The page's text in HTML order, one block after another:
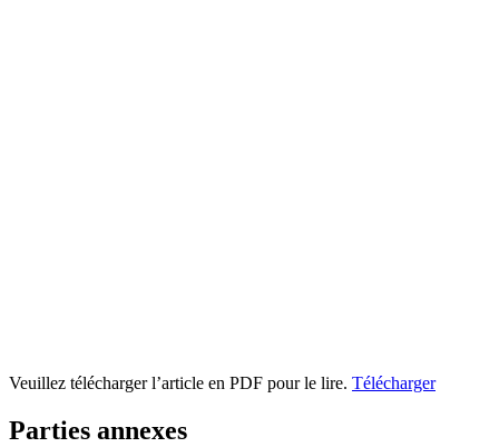
Veuillez télécharger l’article en PDF pour le lire. Télécharger
Parties annexes